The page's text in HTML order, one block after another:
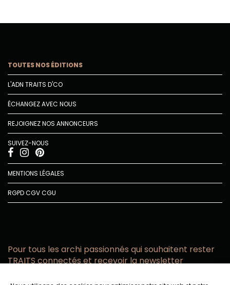
TOUTES NOS ÉDITIONS
L'ADN TRAITS D'CO
ÉCHANGEZ AVEC NOUS
REJOIGNEZ NOS ANNONCEURS
SUIVEZ-NOUS
MENTIONS LÉGALES
RGPDCGVCGU
Pour tous les archi passionnés qui souhaitent rester
TRAITS connectés et recevoir la newsletter